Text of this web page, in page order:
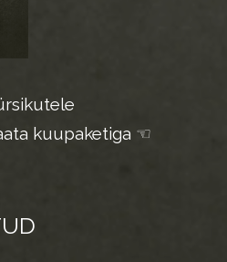
kuupaketiga ☜